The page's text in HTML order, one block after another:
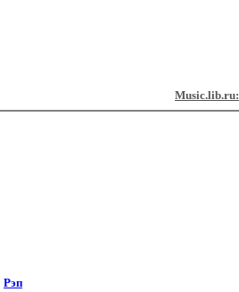
Music.lib.ru:
Рэп